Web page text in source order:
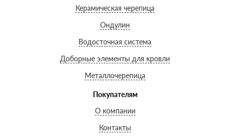
Керамическая черепица
Ондулин
Водосточная система
Доборные элементы для кровли
Металлочерепица
Покупателям
О компании
Контакты